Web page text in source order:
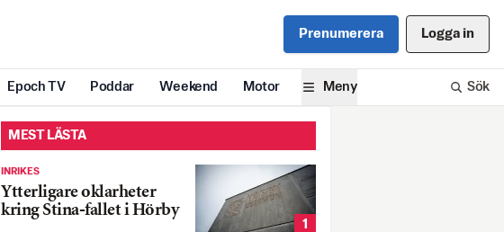
Prenumerera Logga in
Epoch TV Poddar Weekend Motor Meny Sök
MEST LÄSTA
INRIKES
Ytterligare oklarheter
kring Stina-fallet i Hörby
1